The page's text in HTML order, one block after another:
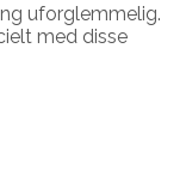
uforglemmelig.
med disse